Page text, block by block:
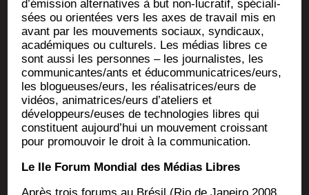
d’émission alter­na­tives à but non-lucra­tif, spé­cia­li­
sées ou orien­tées vers les axes de tra­vail mis en
avant par les mou­ve­ments sociaux, syn­di­caux,
aca­dé­miques ou cultu­rels. Les médias libres ce
sont aus­si les per­sonnes – les jour­na­listes, les
communicantes/ants et éducommunicatrices/eurs,
les blogueuses/eurs, les réalisatrices/eurs de
vidéos, animatrices/eurs d’ateliers et
développeurs/euses de tech­no­lo­gies libres qui
consti­tuent aujourd’hui un mou­ve­ment crois­sant
pour pro­mou­voir le droit à la communication.
Le IIe Forum Mon­dial des Médias Libres